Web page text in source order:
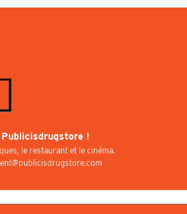
Publicisdrugstore !
le restaurant et le cinéma.